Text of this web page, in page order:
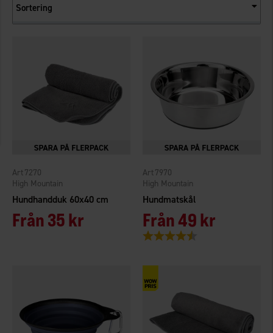
Sortering
Hundhandduk 60x40 cm
High Mountain
7270
Från35 kr
Hundmatskål
High Mountain
7970
Från49 kr
Betyg: